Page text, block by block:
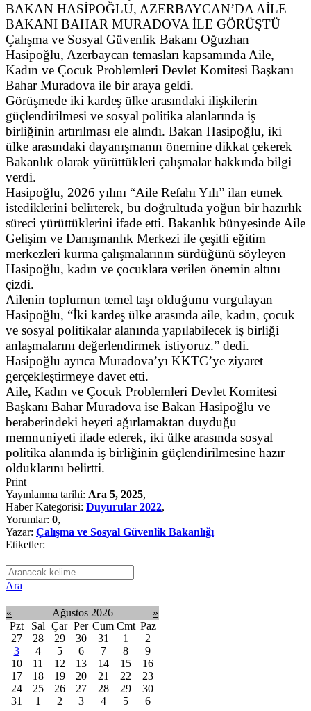
BAKAN HASİPOĞLU, AZERBAYCAN’DA AİLE
BAKANI BAHAR MURADOVA İLE GÖRÜŞTÜ
Çalışma ve Sosyal Güvenlik Bakanı Oğuzhan
Hasipoğlu, Azerbaycan temasları kapsamında Aile,
Kadın ve Çocuk Problemleri Devlet Komitesi Başkanı
Bahar Muradova ile bir araya geldi.
Görüşmede iki kardeş ülke arasındaki ilişkilerin
güçlendirilmesi ve sosyal politika alanlarında iş
birliğinin artırılması ele alındı. Bakan Hasipoğlu, iki
ülke arasındaki dayanışmanın önemine dikkat çekerek
Bakanlık olarak yürüttükleri çalışmalar hakkında bilgi
verdi.
Hasipoğlu, 2026 yılını “Aile Refahı Yılı” ilan etmek
istediklerini belirterek, bu doğrultuda yoğun bir hazırlık
süreci yürüttüklerini ifade etti. Bakanlık bünyesinde Aile
Gelişim ve Danışmanlık Merkezi ile çeşitli eğitim
merkezleri kurma çalışmalarının sürdüğünü söyleyen
Hasipoğlu, kadın ve çocuklara verilen önemin altını
çizdi.
Ailenin toplumun temel taşı olduğunu vurgulayan
Hasipoğlu, “İki kardeş ülke arasında aile, kadın, çocuk
ve sosyal politikalar alanında yapılabilecek iş birliği
anlaşmalarını değerlendirmek istiyoruz.” dedi.
Hasipoğlu ayrıca Muradova’yı KKTC’ye ziyaret
gerçekleştirmeye davet etti.
Aile, Kadın ve Çocuk Problemleri Devlet Komitesi
Başkanı Bahar Muradova ise Bakan Hasipoğlu ve
beraberindeki heyeti ağırlamaktan duyduğu
memnuniyeti ifade ederek, iki ülke arasında sosyal
politika alanında iş birliğinin güçlendirilmesine hazır
olduklarını belirtti.
Print
Yayınlanma tarihi: Ara 5, 2025,
Haber Kategorisi: Duyurular 2022,
Yorumlar: 0,
Yazar: Çalışma ve Sosyal Güvenlik Bakanlığı
Etiketler:
Ara
« Ağustos 2026
»
Pzt
Sal Çar Per Cum Cmt Paz
27
28 29 30 31 1
2
3
4 5 6 7 8
9
10
11 12 13 14 15
16
17
18 19 20 21 22
23
24
25 26 27 28 29
30
31
1 2 3 4 5 6